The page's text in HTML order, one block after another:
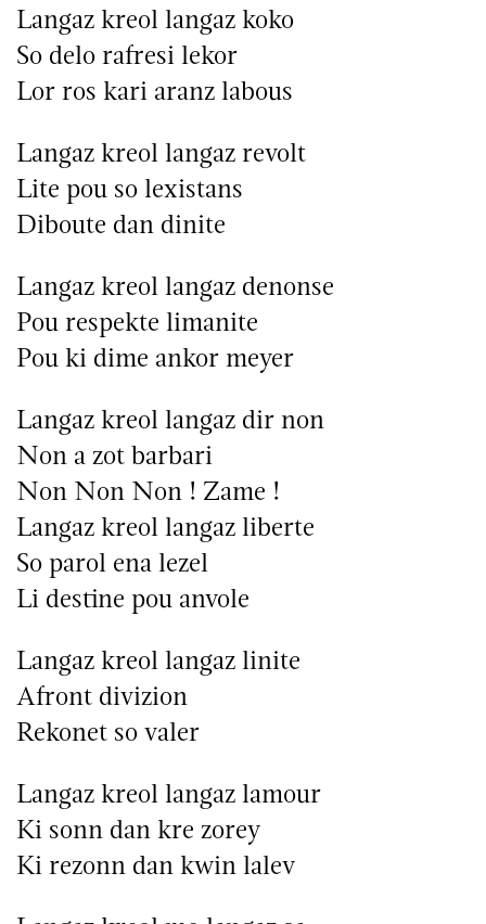
Langaz kreol langaz koko
So delo rafresi lekor
Lor ros kari aranz labous
Langaz kreol langaz revolt
Lite pou so lexistans
Diboute dan dinite
Langaz kreol langaz denonse
Pou respekte limanite
Pou ki dime ankor meyer
Langaz kreol langaz dir non
Non a zot barbari
Non Non Non ! Zame !
Langaz kreol langaz liberte
So parol ena lezel
Li destine pou anvole
Langaz kreol langaz linite
Afront divizion
Rekonet so valer
Langaz kreol langaz lamour
Ki sonn dan kre zorey
Ki rezonn dan kwin lalev